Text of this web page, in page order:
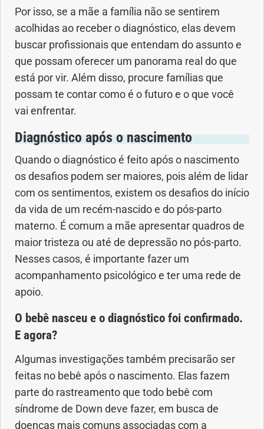
Por isso, se a mãe a família não se sentirem
acolhidas ao receber o diagnóstico, elas devem
buscar profissionais que entendam do assunto e
que possam oferecer um panorama real do que
está por vir. Além disso, procure famílias que
possam te contar como é o futuro e o que você
vai enfrentar.
Diagnóstico após o nascimento
Quando o diagnóstico é feito após o nascimento
os desafios podem ser maiores, pois além de lidar
com os sentimentos, existem os desafios do início
da vida de um recém-nascido e do pós-parto
materno. É comum a mãe apresentar quadros de
maior tristeza ou até de depressão no pós-parto.
Nesses casos, é importante fazer um
acompanhamento psicológico e ter uma rede de
apoio.
O bebê nasceu e o diagnóstico foi confirmado.
E agora?
Algumas investigações também precisarão ser
feitas no bebê após o nascimento. Elas fazem
parte do rastreamento que todo bebê com
síndrome de Down deve fazer, em busca de
doenças mais comuns associadas com a